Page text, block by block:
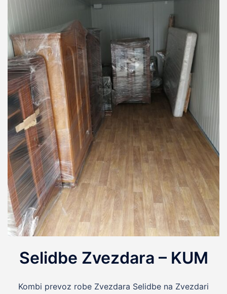
Selidbe Zvezdara – KUM
Kombi prevoz robe Zvezdara Selidbe na Zvezdari